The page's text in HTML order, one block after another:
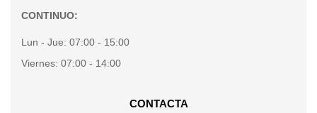
CONTINUO:
Lun - Jue: 07:00 - 15:00
Viernes: 07:00 - 14:00
CONTACTA